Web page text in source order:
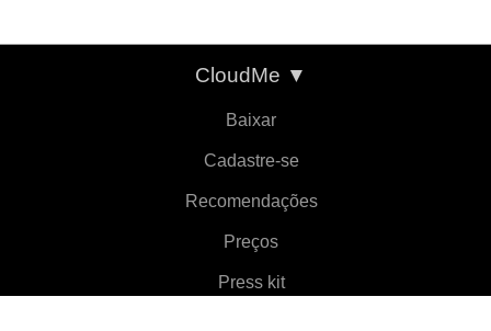
CloudMe ▼
Baixar
Cadastre-se
Recomendações
Preços
Press kit